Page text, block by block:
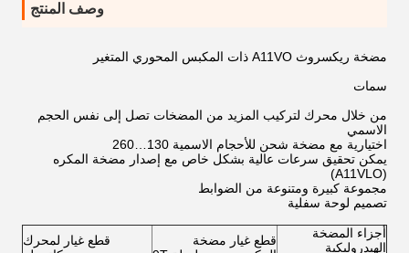
وصف المنتج
مضخة ريكسروث A11VO ذات المكبس المحوري المتغير
سمات
من خلال محرك لتركيب المزيد من المضخات تصل إلى نفس الحجم
الاسمي
اختيارية مع مضخة شحن للأحجام الاسمية 130…260
يمكن تحقيق سرعات عالية بشكل خاص مع إصدار مضخة المكره
(A11VLO)
مجموعة كبيرة ومتنوعة من الضوابط
تصميم لوحة سفلية
أجزاء المضخة
الهيدروليكية
قطع غيار مضخة
قطع غيار لمحرك